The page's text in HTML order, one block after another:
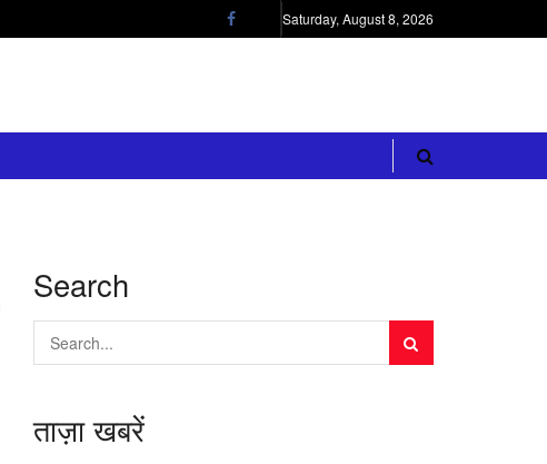
Saturday, August 8, 2026
Search
ताज़ा खबरें